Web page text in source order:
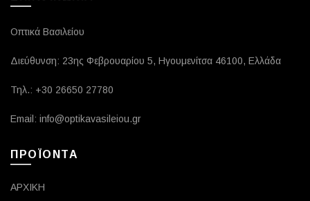
Οπτικά Βασιλείου
Διεύθυνση: 23ης Φεβρουαρίου 5, Ηγουμενίτσα 46100, Ελλάδα
Τηλ.: +30 26650 27780
Email: info@optikavasileiou.gr
ΠΡΟΪΟΝΤΑ
ΑΡΧΙΚΗ